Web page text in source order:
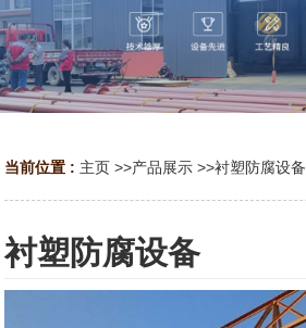
当前位置 : 主页 >>产品展示 >>衬塑防腐设备
衬塑防腐设备